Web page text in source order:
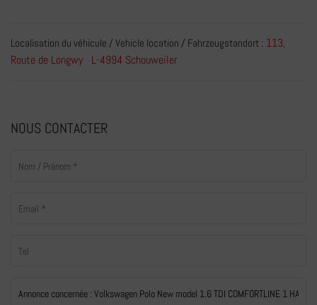
Localisation du véhicule / Vehicle location / Fahrzeugstandort : 113,
Route de Longwy L-4994 Schouweiler
NOUS CONTACTER